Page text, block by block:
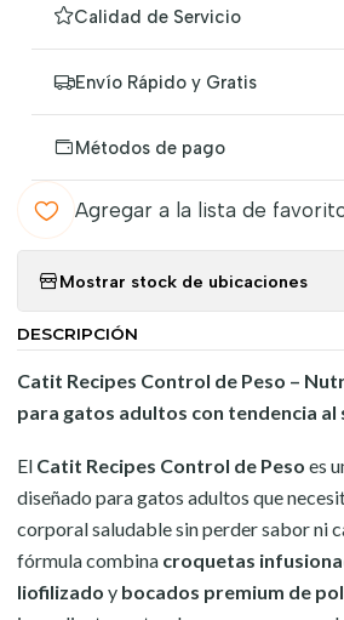
Calidad de Servicio
Envío Rápido y Gratis
Métodos de pago
Agregar a la lista de
Mostrar stock de ubicaciones
DESCRIPCIÓN
Catit Recipes Control de Peso –
para gatos adultos con tendencia al
El Catit Recipes Control de Peso es
diseñado para gatos adultos que
corporal saludable sin perder sabor ni
fórmula combina croquetas
liofilizado y bocados premium de